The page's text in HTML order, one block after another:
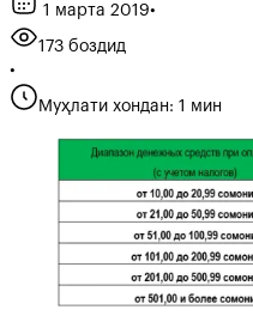
1 марта 2019•
173 боздид
•
Муҳлати хондан: 1 мин